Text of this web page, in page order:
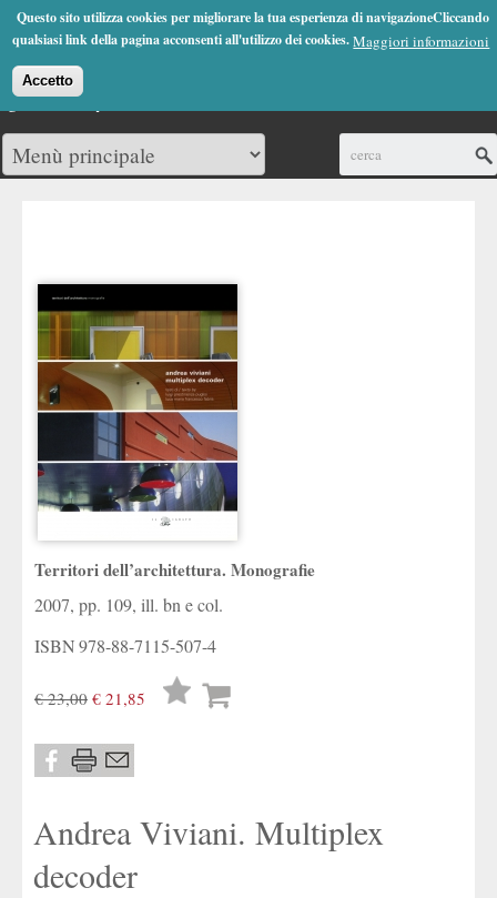
Questo sito utilizza cookies per migliorare la tua esperienza di navigazioneCliccando
qualsiasi link della pagina acconsenti all'utilizzo dei cookies.Maggiori informazioni
Accetto
Jump to Navigation
(0)
Territori dell’architettura. Monografie
2007, pp. 109, ill. bn e col.
ISBN978-88-7115-507-4
€ 23,00 € 21,85
Lista
Andrea Viviani. Multiplex
decoder